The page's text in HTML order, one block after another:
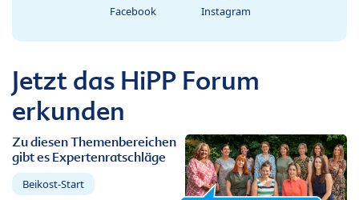
Facebook Instagram
Jetzt das HiPP Forum
erkunden
Zu diesen Themenbereichen
gibt es Expertenratschläge
Beikost-Start